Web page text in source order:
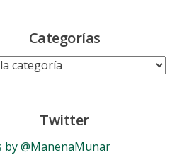
Categorías
Twitter
by @ManenaMunar